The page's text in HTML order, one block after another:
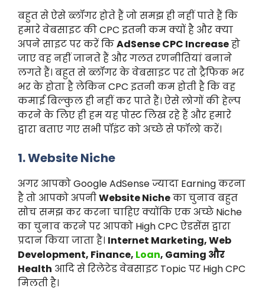
बहुत से ऐसे ब्लॉगर होते हैं जो समझ ही नहीं पाते हैं कि
हमारे वेबसाइट की CPC इतनी कम क्यों है और क्या
अपने साइट पर करें किAdSense CPC Increaseहो
जाए वह नहीं जानते हैं और गलत रणनीतियां बनाने
लगते हैं। बहुत से ब्लॉगर के वेबसाइट पर तो ट्रैफिक भर
भर के होता है लेकिन CPC इतनी कम होती है कि वह
कमाई बिल्कुल ही नहीं कर पाते हैं। ऐसे लोगों की हेल्प
करने के लिए ही हम यह पोस्ट लिख रहे हैं और हमारे
द्वारा बताए गए सभी पॉइंट को अच्छे से फॉलो करें।
1. Website Niche
अगर आपको Google AdSense ज्यादा Earning करना
है तो आपको अपनीWebsite Nicheका चुनाव बहुत
सोच समझ कर करना चाहिए क्योंकि एक अच्छे Niche
का चुनाव करने पर आपको High CPC ऐडसेंस द्वारा
प्रदान किया जाता है। Internet Marketing, Web
Development, Finance, Loan, Gaming और
Health आदि से रिलेटेड वेबसाइट Topic पर High CPC
मिलती है।